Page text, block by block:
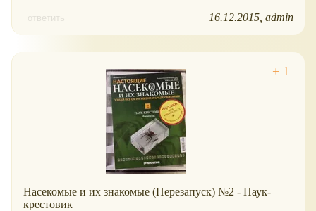
ответить 16.12.2015 admin
Насекомые и их знакомые (Перезапуск) №2 - Паук-
крестовик